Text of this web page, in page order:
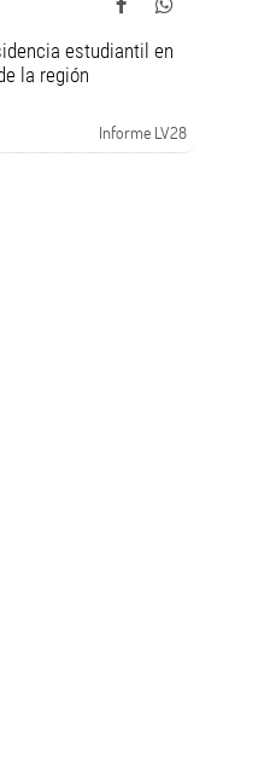
estudiantil en
la región
Informe LV28